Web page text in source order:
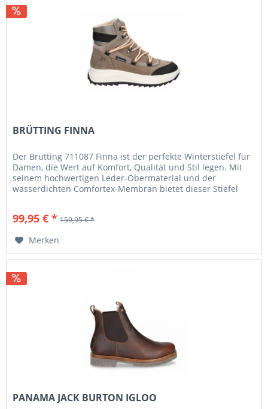
BRÜTTING FINNA
Der Brütting 711087 Finna ist der perfekte Winterstiefel für
Damen, die Wert auf Komfort, Qualität und Stil legen. Mit
seinem hochwertigen Leder-Obermaterial und der
wasserdichten Comfortex-Membran bietet dieser Stiefel
99,95 € * 159,95 € *
Merken
PANAMA JACK BURTON IGLOO